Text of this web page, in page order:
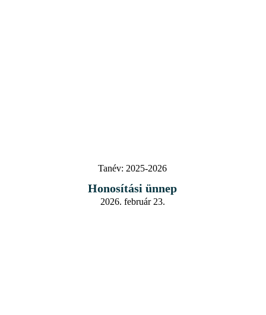
Tanév: 2025-2026
Honosítási ünnep
2026. február 23.